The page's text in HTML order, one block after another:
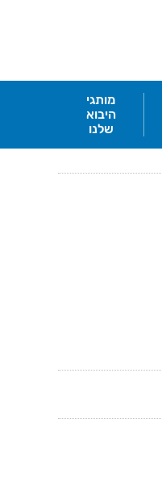
מותגי
היבוא
שלנו